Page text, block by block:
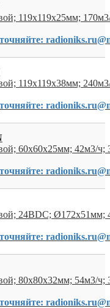
119x119x25мм;
119x119x38мм;
60x60x25мм; 42м3/ч;
24ВDC; Ø172x51мм;
80x80x32мм; 54м3/ч;